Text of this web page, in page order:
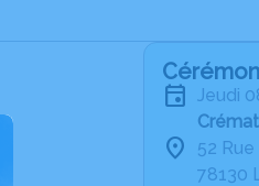
jeudi
52
78130